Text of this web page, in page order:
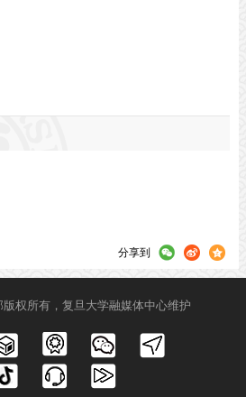
分享到
权所有，复旦大学融媒体中心维护